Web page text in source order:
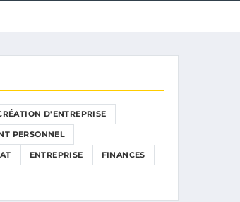
D'ENTREPRISE
PERSONNEL
ENTREPRISE FINANCES